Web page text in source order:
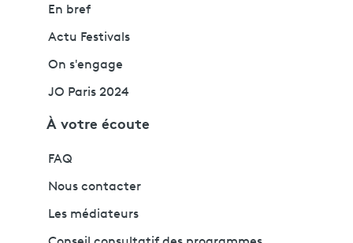
En bref
Actu Festivals
On s'engage
JO Paris 2024
À votre écoute
FAQ
Nous contacter
Les médiateurs